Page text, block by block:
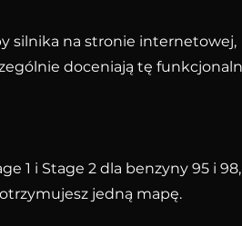
silnika na stronie internetowej,
doceniają tę
1 i Stage 2 dla benzyny 95 i
jedną mapę.